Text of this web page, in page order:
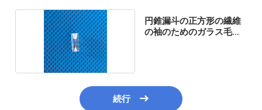
円錐漏斗の正方形の繊維
の袖のためのガラス毛管
続行